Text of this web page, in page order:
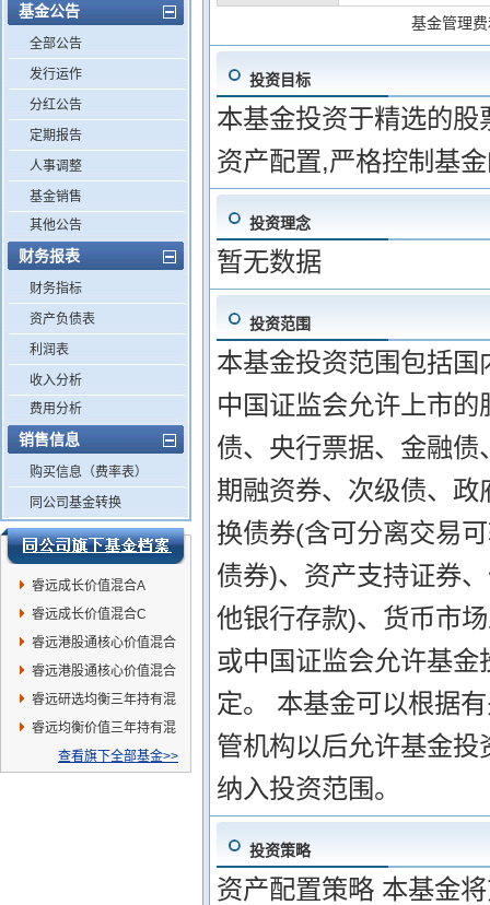
基金公告
全部公告
发行运作
分红公告
定期报告
人事调整
基金销售
其他公告
财务报表
财务指标
资产负债表
利润表
收入分析
费用分析
销售信息
购买信息（费率表）
同公司基金转换
睿远成长价值混合A
睿远成长价值混合C
睿远港股通核心价值混合
C
睿远港股通核心价值混合
A
睿远研选均衡三年持有混
合发起式
睿远均衡价值三年持有混
查看旗下全部基金>>
基金管理
投资目标
本基金投资于精选的
资产配置,严格控制基
投资理念
暂无数据
投资范围
本基金投资范围包括
中国证监会允许上市
债、央行票据、金融
期融资券、次级债、
换债券(含可分离交易
债券)、资产支持证券
他银行存款)、货币市
或中国证监会允许基
定。 本基金可以根据
管机构以后允许基金
纳入投资范围。
投资策略
资产配置策略 本基金